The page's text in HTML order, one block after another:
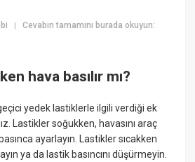
|Cevabın tamamını burada okuyun:
hava basılır mı?
yedek lastiklerle ilgili verdiği ek
Lastikler soğukken, havasını araç
ayarlayın. Lastikler sıcakken
ya da lastik basıncını düşürmeyin.